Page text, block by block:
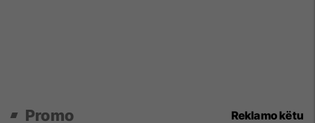
Promo Reklamo këtu